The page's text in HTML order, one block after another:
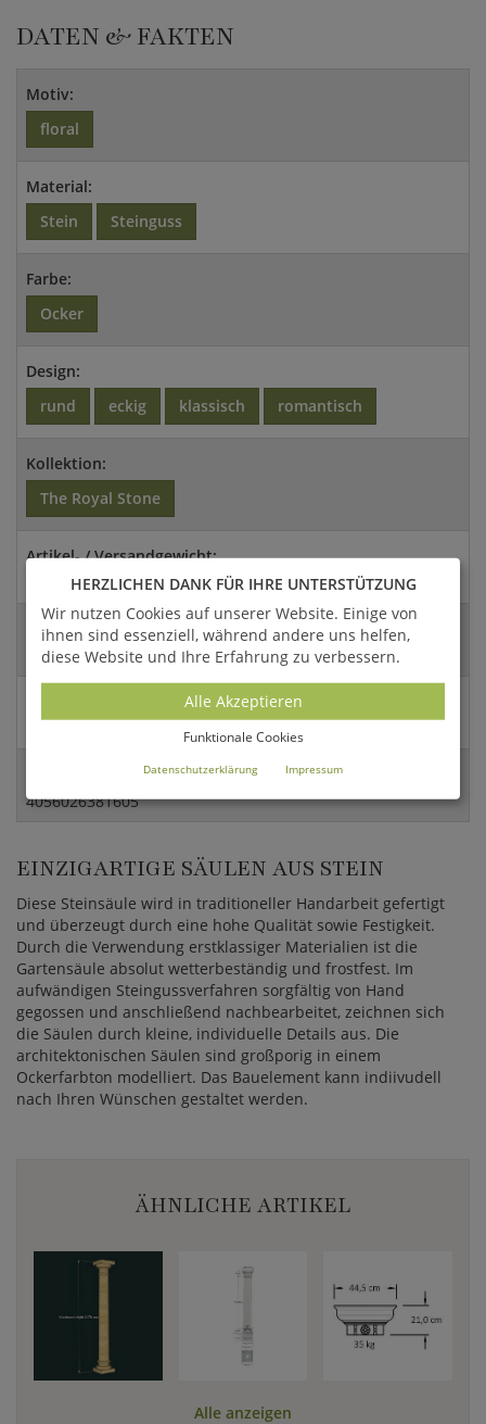
DATEN & FAKTEN
Motiv:
floral
Material:
Stein
Steinguss
Farbe:
Ocker
Design:
rund
eckig klassisch romantisch
Kollektion:
The Royal Stone
Artikel- / Versandgewicht:
132 Kg / 171,6 Kg
Abmessungen:
214x30,5x30,5cm (HxBxT)
4056026381605
EINZIGARTIGE SÄULEN AUS STEIN
Diese Steinsäule wird in traditioneller Handarbeit gefertigt
und überzeugt durch eine hohe Qualität sowie Festigkeit.
Durch die Verwendung erstklassiger Materialien ist die
Gartensäule absolut wetterbeständig und frostfest. Im
aufwändigen Steingussverfahren sorgfältig von Hand
gegossen und anschließend nachbearbeitet, zeichnen sich
die Säulen durch kleine, individuelle Details aus. Die
architektonischen Säulen sind großporig in einem
Ockerfarbton modelliert. Das Bauelement kann indiivudell
nach Ihren Wünschen gestaltet werden.
ÄHNLICHE ARTIKEL
Alle anzeigen
HERZLICHEN DANK FÜR IHRE UNTERSTÜTZUNG
Wir nutzen Cookies auf unserer Website. Einige von
ihnen sind essenziell, während andere uns helfen,
diese Website und Ihre Erfahrung zu verbessern.
Alle Akzeptieren
Funktionale Cookies
Datenschutzerklärung Impressum